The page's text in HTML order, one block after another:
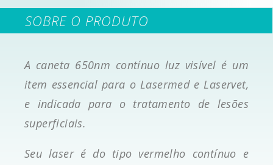
SOBRE O PRODUTO
A caneta 650nm contínuo luz visível é um
item essencial para o Lasermed e Laservet,
e indicada para o tratamento de lesões
superficiais.
Seu laser é do tipo vermelho contínuo e